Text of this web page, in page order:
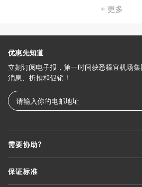
+ 更多
需要协助?
保证标准
优惠先知道
立刻订阅电子报，第一时间获悉樟宜机场
消息、折扣和促销！